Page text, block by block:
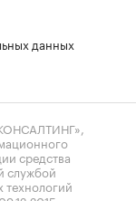
данных
средства
службой